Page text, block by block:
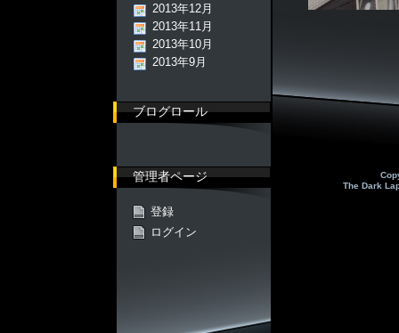
The Dark
2013年12月
2013年11月
2013年10月
2013年9月
ブログロール
管理者ページ
登録
ログイン